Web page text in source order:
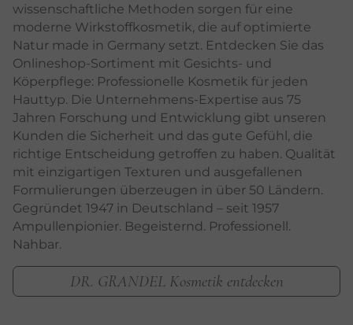
wissenschaftliche Methoden sorgen für eine
moderne Wirkstoffkosmetik, die auf optimierte
Natur made in Germany setzt. Entdecken Sie das
Onlineshop-Sortiment mit Gesichts- und
Köperpflege: Professionelle Kosmetik für jeden
Hauttyp. Die Unternehmens-Expertise aus 75
Jahren Forschung und Entwicklung gibt unseren
Kunden die Sicherheit und das gute Gefühl, die
richtige Entscheidung getroffen zu haben. Qualität
mit einzigartigen Texturen und ausgefallenen
Formulierungen überzeugen in über 50 Ländern.
Gegründet 1947 in Deutschland – seit 1957
Ampullenpionier. Begeisternd. Professionell.
Nahbar.
DR. GRANDEL Kosmetik entdecken